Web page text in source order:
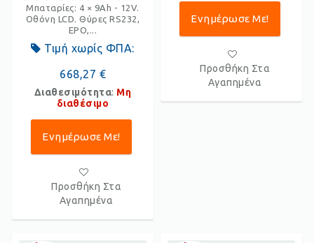
Μπαταρίες: 4 × 9Ah - 12V.
Οθόνη LCD. Θύρες RS232,
EPO,...
Τιμή χωρίς ΦΠΑ:
668,27 €
Διαθεσιμότητα: Μη
διαθέσιμο
Ενημέρωσε Με!
Προσθήκη Στα
Αγαπημένα
Ενημέρωσε Με!
Προσθήκη Στα
Αγαπημένα